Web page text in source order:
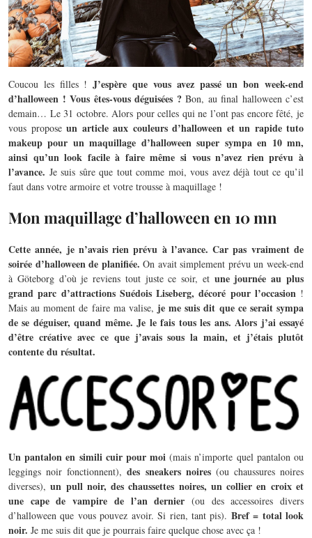
Coucou les filles !J’espère que vous avez passé un bon week-end
d’halloween ! Vous êtes-vous déguisées ?Bon, au final halloween c’est
demain… Le 31 octobre. Alors pour celles qui ne l’ont pas encore fêté, je
vous propose un article aux couleurs d’halloween et un rapide tuto
makeup pour un maquillage d’halloween super sympa en 10 mn,
ainsi qu’un look facile à faire même si vous n’avez rien prévu à
l’avance. Je suis sûre que tout comme moi, vous avez déjà tout ce qu’il
faut dans votre armoire et votre trousse à maquillage !
Mon maquillage d’halloween en 10 mn
Cette année, je n’avais rien prévu à l’avance. Car pas vraiment de
soirée d’halloween de planifiée. On avait simplement prévu un week-end
à Göteborg d’où je reviens tout juste ce soir, et une journée au plus
grand parc d’attractions Suédois Liseberg, décoré pour l’occasion!
Mais au moment de faire ma valise, je me suis dit que ce serait sympa
de se déguiser, quand même. Je le fais tous les ans. Alors j’ai essayé
d’être créative avec ce que j’avais sous la main, et j’étais plutôt
contente du résultat.
Un pantalon en simili cuir pour moi (mais n’importe quel pantalon ou
leggings noir fonctionnent),des sneakers noires(ou chaussures noires
diverses),un pull noir, des chaussettes noires, un collier en croix et
une cape de vampire de l’an dernier (ou des accessoires divers
d’halloween que vous pouvez avoir. Si rien, tant pis). Bref = total look
noir. Je me suis dit que je pourrais faire quelque chose avec ça !